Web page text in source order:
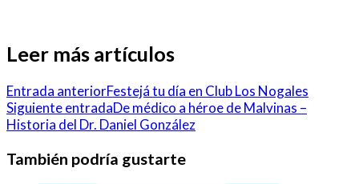
Leer más artículos
Entrada anteriorFestejá tu día en Club Los Nogales
Siguiente entradaDe médico a héroe de Malvinas –
Historia del Dr. Daniel González
También podría gustarte